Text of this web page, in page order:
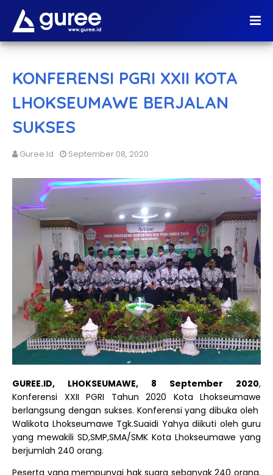
KONFERENSI PGRI XXII KOTA
LHOKSEUMAWE BERJALAN
SUKSES
Guree.id September 08, 2020
GUREE.ID, LHOKSEUMAWE, 8 September 2020,
Konferensi XXII PGRI Tahun 2020 Kota Lhokseumawe
berlangsung dengan sukses. Konferensi yang dibuka oleh
Walikota Lhokseumawe Tgk.Suaidi Yahya diikuti oleh guru
yang mewakili SD,SMP,SMA/SMK Kota Lhokseumawe yang
berjumlah 240 orang.
Peserta yang mempunyai hak suara sebanyak 240 orang.